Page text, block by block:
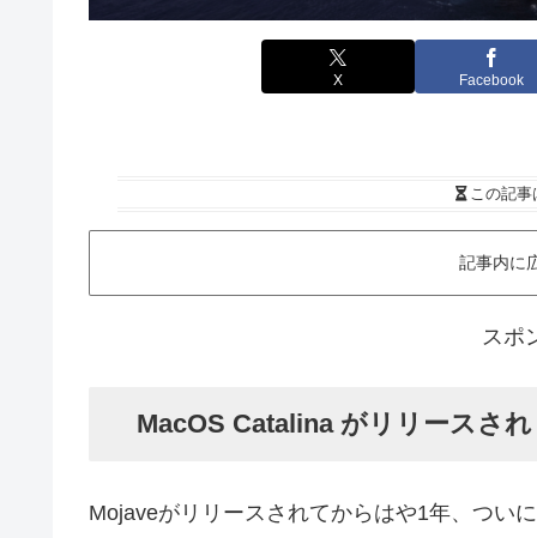
X Facebook
この記事
記事内に
スポ
MacOS Catalina がリリースさ
Mojaveがリリースされてからはや1年、つい